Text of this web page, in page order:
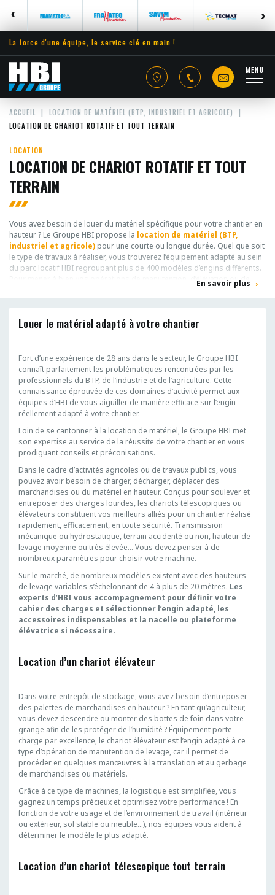
La force d'une équipe, le service clé en main !
MENU
ACCUEIL
LOCATION DE MATÉRIEL (BTP, INDUSTRIEL ET AGRICOLE)
LOCATION DE CHARIOT ROTATIF ET TOUT TERRAIN
LOCATION
LOCATION DE CHARIOT ROTATIF ET TOUT
TERRAIN
Vous avez besoin de louer du matériel spécifique pour votre chantier en
hauteur ? Le Groupe HBI propose la location de matériel (BTP,
industriel et agricole) pour une courte ou longue durée. Quel que soit
le type de travaux à réaliser, vous trouverez l’équipement adapté au sein
du parc locatif HBI regroupant plus de 400 modèles d’engins différents.
Pour mener à bien vos opérations de manutention, d’élévation ou de
location de chariot élévateur
En savoir plus
Louer le matériel adapté à votre chantier
Fort d’une expérience de 28 ans dans le secteur, le Groupe HBI
connaît parfaitement les problématiques rencontrées par les
professionnels du BTP, de l’industrie et de l’agriculture. Cette
connaissance éprouvée de ces domaines d’activité permet aux
équipes d’HBI de vous aiguiller de manière efficace sur l’engin
réellement adapté à votre chantier.
Loin de se cantonner à la location de matériel, le Groupe HBI met
son expertise au service de la réussite de votre chantier en vous
prodiguant conseils et préconisations.
Dans le cadre d’activités agricoles ou de travaux publics, vous
pouvez avoir besoin de charger, décharger, déplacer des
marchandises ou du matériel en hauteur. Conçus pour soulever et
entreposer des charges lourdes, les chariots télescopiques ou
élévateurs constituent vos meilleurs alliés pour un chantier réalisé
rapidement, efficacement, en toute sécurité. Transmission
mécanique ou hydrostatique, terrain accidenté ou non, hauteur de
levage moyenne ou très élevée… Vous devez penser à de
nombreux paramètres pour choisir votre machine.
Sur le marché, de nombreux modèles existent avec des hauteurs
de levage variables s’échelonnant de 4 à plus de 20 mètres. Les
experts d’HBI vous accompagnement pour définir votre
cahier des charges et sélectionner l’engin adapté, les
accessoires indispensables et la nacelle ou plateforme
élévatrice si nécessaire.
Location d’un chariot élévateur
Dans votre entrepôt de stockage, vous avez besoin d’entreposer
des palettes de marchandises en hauteur ? En tant qu’agriculteur,
vous devez descendre ou monter des bottes de foin dans votre
grange afin de les protéger de l’humidité ? Équipement porte-
charge par excellence, le chariot élévateur est l’engin adapté à ce
type d’opération de manutention de levage, car il permet de
procéder en quelques manœuvres à la translation et au gerbage
de marchandises ou matériels.
Grâce à ce type de machines, la logistique est simplifiée, vous
gagnez un temps précieux et optimisez votre performance ! En
fonction de votre usage et de l’environnement de travail (intérieur
ou extérieur, sol stable ou meuble…), nos équipes vous aident à
déterminer le modèle le plus adapté.
Location d’un chariot télescopique tout terrain